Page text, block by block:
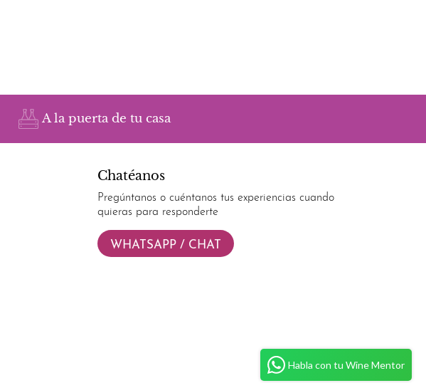
A la puerta de tu casa
Chatéanos
Pregúntanos o cuéntanos tus experiencias cuando
quieras para responderte
WHATSAPP / CHAT
Habla con tu Wine Mentor